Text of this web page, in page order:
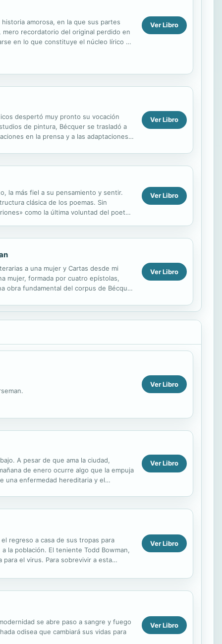
amorosa, en la que sus partes
recordatorio del original perdido en
en lo que constituye el núcleo lírico de
Ver Libro
despertó muy pronto su vocación
de pintura, Bécquer se trasladó a
en la prensa y a las adaptaciones
Ver Libro
la más fiel a su pensamiento y sentir.
clásica de los poemas. Sin
como la última voluntad del poeta
Ver Libro
a una mujer y Cartas desde mi
mujer, formada por cuatro epístolas,
obra fundamental del corpus de Bécquer
Ver Libro
Ver Libro
A pesar de que ama la ciudad,
de enero ocurre algo que la empuja
una enfermedad hereditaria y el
Ver Libro
regreso a casa de sus tropas para
la población. El teniente Todd Bowman,
el virus. Para sobrevivir a esta
Ver Libro
se abre paso a sangre y fuego
odisea que cambiará sus vidas para
Ver Libro